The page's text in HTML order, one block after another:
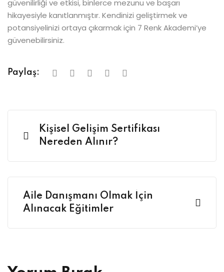
güvenilirliği ve etkisi, binlerce mezunu ve başarı
hikayesiyle kanıtlanmıştır. Kendinizi geliştirmek ve
potansiyelinizi ortaya çıkarmak için 7 Renk Akademi’ye
güvenebilirsiniz.
Paylaş:
Kişisel Gelişim Sertifikası
Nereden Alınır?
Aile Danışmanı Olmak İçin
Alınacak Eğitimler